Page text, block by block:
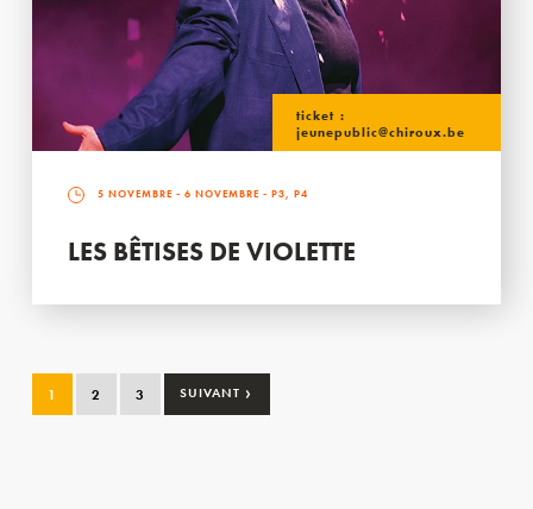
ticket :
jeunepublic@chiroux.be
5 NOVEMBRE - 6 NOVEMBRE - P3, P4
LES BÊTISES DE VIOLETTE
1 2 3 SUIVANT ›